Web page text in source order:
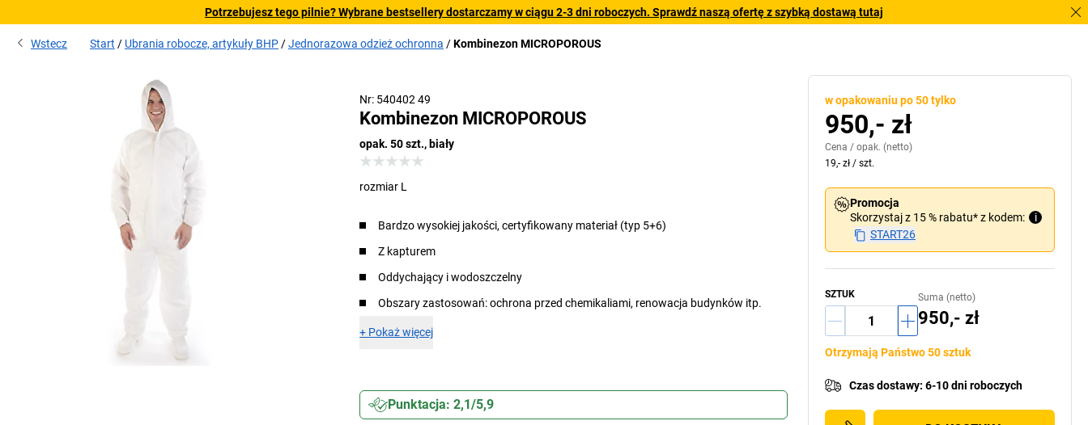
Potrzebujesz tego pilnie? Wybrane bestsellery dostarczamy w ciągu 2-3 dni roboczych. Sprawdź naszą ofertę z szybką dostawą tutaj
Wstecz Start Ubrania robocze, artykuły BHP Jednorazowa odzież ochronna Kombinezon MICROPOROUS
Nr: 540402 49
Kombinezon MICROPOROUS
opak. 50 szt., biały
rozmiar L
Bardzo wysokiej jakości, certyfikowany materiał (typ 5+6)
Z kapturem
Oddychający i wodoszczelny
Obszary zastosowań: ochrona przed chemikaliami, renowacja budynków itp.
+ Pokaż więcej
Punktacja: 2,1/5,9
w opakowaniu po 50 tylko
950,- zł
Cena / opak. (netto)
19,- zł / szt.
Promocja
Skorzystaj z 15 % rabatu* z kodem:
i
START26
SZTUK Suma (netto)
950,- zł
Otrzymają Państwo 50 sztuk
Czas dostawy: 6-10 dni roboczych